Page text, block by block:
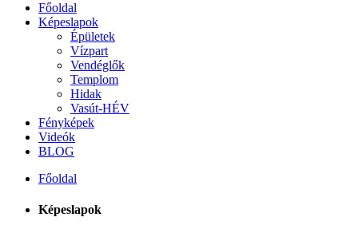
Főoldal
Képeslapok
Épületek
Vízpart
Vendéglők
Templom
Hidak
Vasút-HÉV
Fényképek
Videók
BLOG
Főoldal
Képeslapok